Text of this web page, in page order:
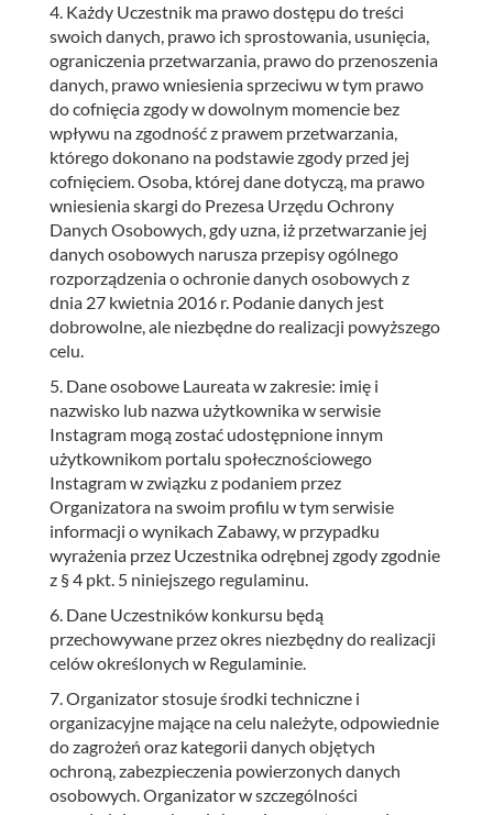
4. Każdy Uczestnik ma prawo dostępu do treści
swoich danych, prawo ich sprostowania, usunięcia,
ograniczenia przetwarzania, prawo do przenoszenia
danych, prawo wniesienia sprzeciwu w tym prawo
do cofnięcia zgody w dowolnym momencie bez
wpływu na zgodność z prawem przetwarzania,
którego dokonano na podstawie zgody przed jej
cofnięciem. Osoba, której dane dotyczą, ma prawo
wniesienia skargi do Prezesa Urzędu Ochrony
Danych Osobowych, gdy uzna, iż przetwarzanie jej
danych osobowych narusza przepisy ogólnego
rozporządzenia o ochronie danych osobowych z
dnia 27 kwietnia 2016 r. Podanie danych jest
dobrowolne, ale niezbędne do realizacji powyższego
celu.
5. Dane osobowe Laureata w zakresie: imię i
nazwisko lub nazwa użytkownika w serwisie
Instagram mogą zostać udostępnione innym
użytkownikom portalu społecznościowego
Instagram w związku z podaniem przez
Organizatora na swoim profilu w tym serwisie
informacji o wynikach Zabawy, w przypadku
wyrażenia przez Uczestnika odrębnej zgody zgodnie
z § 4 pkt. 5 niniejszego regulaminu.
6. Dane Uczestników konkursu będą
przechowywane przez okres niezbędny do realizacji
celów określonych w Regulaminie.
7. Organizator stosuje środki techniczne i
organizacyjne mające na celu należyte, odpowiednie
do zagrożeń oraz kategorii danych objętych
ochroną, zabezpieczenia powierzonych danych
osobowych. Organizator w szczególności